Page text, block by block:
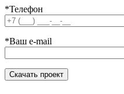
*Телефон
*Ваш e-mail